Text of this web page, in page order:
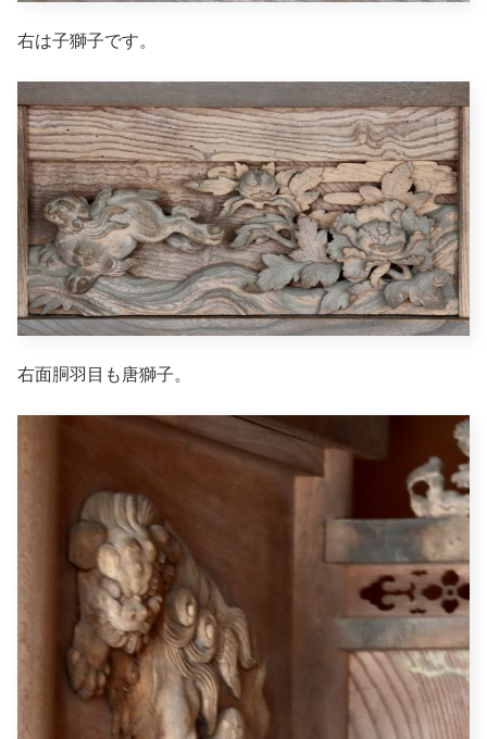
右は子獅子です。
右面胴羽目も唐獅子。